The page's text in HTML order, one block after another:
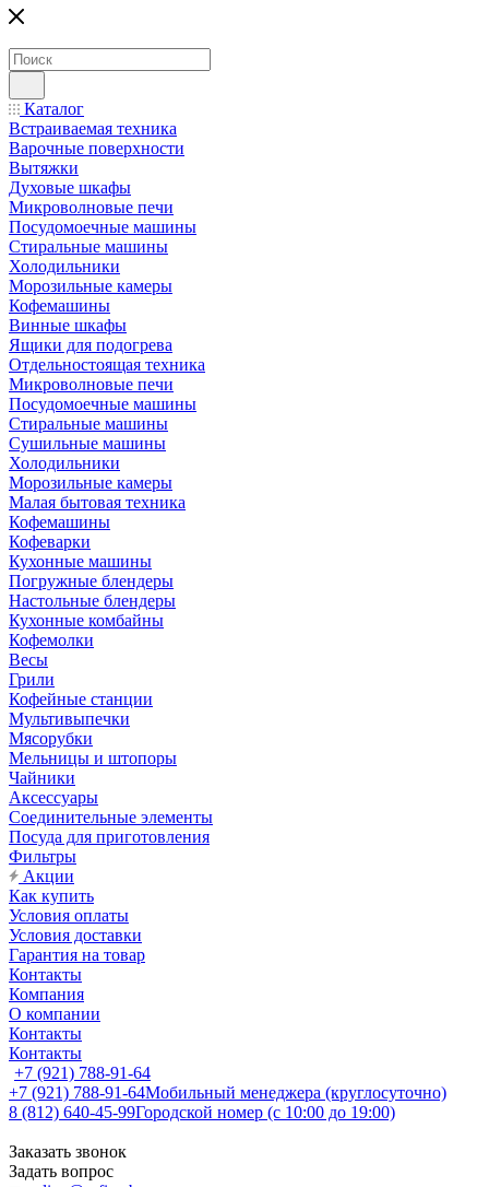
Каталог
Встраиваемая техника
Варочные поверхности
Вытяжки
Духовые шкафы
Микроволновые печи
Посудомоечные машины
Стиральные машины
Холодильники
Морозильные камеры
Кофемашины
Винные шкафы
Ящики для подогрева
Отдельностоящая техника
Микроволновые печи
Посудомоечные машины
Стиральные машины
Сушильные машины
Холодильники
Морозильные камеры
Малая бытовая техника
Кофемашины
Кофеварки
Кухонные машины
Погружные блендеры
Настольные блендеры
Кухонные комбайны
Кофемолки
Весы
Грили
Кофейные станции
Мультивыпечки
Мясорубки
Мельницы и штопоры
Чайники
Аксессуары
Соединительные элементы
Посуда для приготовления
Фильтры
Акции
Как купить
Условия оплаты
Условия доставки
Гарантия на товар
Контакты
Компания
О компании
Контакты
Контакты
+7 (921) 788-91-64
+7 (921) 788-91-64Мобильный менеджера (круглосуточно)
8 (812) 640-45-99Городской номер (с 10:00 до 19:00)
Заказать звонок
Задать вопрос